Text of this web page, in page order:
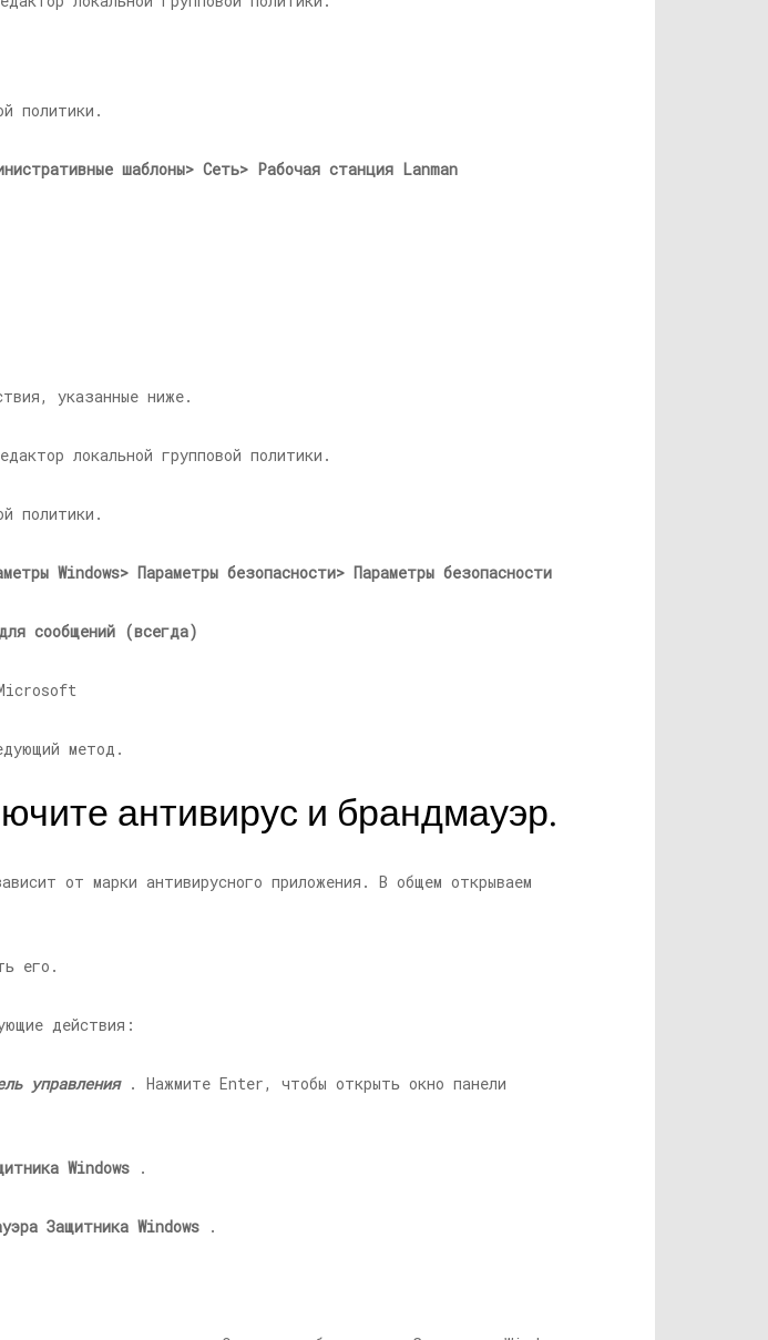
политики.
шаблоны> Сеть> Рабочая станция Lanman
указанные ниже.
локальной групповой политики.
политики.
Windows> Параметры безопасности> Параметры безопасности
сообщений (всегда)
метод.
антивирус и брандмауэр.
от марки антивирусного приложения. В общем открываем
его.
действия:
управления . Нажмите Enter, чтобы открыть окно панели
Windows .
Защитника Windows .